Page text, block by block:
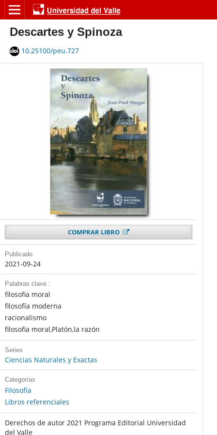
Descartes y Spinoza
10.25100/peu.727
COMPRAR LIBRO
Publicado
2021-09-24
Palabras clave :
filosofia moral
filosofía moderna
racionalismo
filosofia moral,Platón,la razón
Series
Ciencias Naturales y Exactas
Categorías
Filosofía
Libros referenciales
Derechos de autor 2021 Programa Editorial Universidad
del Valle